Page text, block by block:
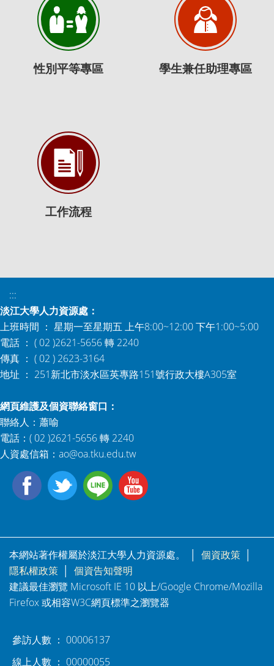
性別平等專區 學生兼任助理專區
工作流程
:::
淡江大學人力資源處：
上班時間 ： 星期一至星期五 上午8:00~12:00 下午1:00~5:00
電話 ： ( 02 )2621-5656 轉 2240
傳真 ： ( 02 ) 2623-3164
地址 ： 251新北市淡水區英專路151號行政大樓A305室
網頁維護及個資聯絡窗口：
聯絡人：蕭喻
電話：( 02 )2621-5656 轉 2240
人資處信箱： ao@oa.tku.edu.tw
本網站著作權屬於淡江大學人力資源處。 │ 個資政策
隱私權政策
個資告知聲明
建議最佳瀏覽 Microsoft IE 10 以上/Google Chrome/Mozilla
Firefox 或相容W3C網頁標準之瀏覽器
參訪人數 ： 00006137
線上人數 ： 00000055